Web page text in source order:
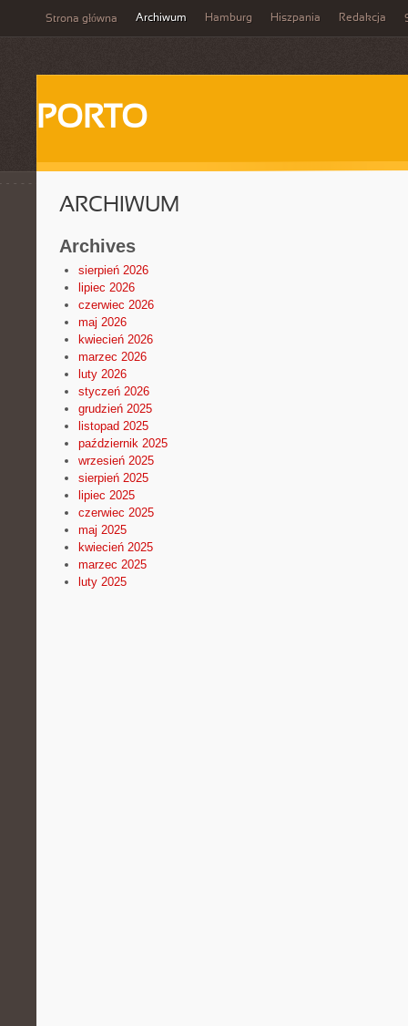
Strona główna Archiwum Hamburg Hiszpania Redakcja
PORTO
ARCHIWUM
Archives
sierpień 2026
lipiec 2026
czerwiec 2026
maj 2026
kwiecień 2026
marzec 2026
luty 2026
styczeń 2026
grudzień 2025
listopad 2025
październik 2025
wrzesień 2025
sierpień 2025
lipiec 2025
czerwiec 2025
maj 2025
kwiecień 2025
marzec 2025
luty 2025